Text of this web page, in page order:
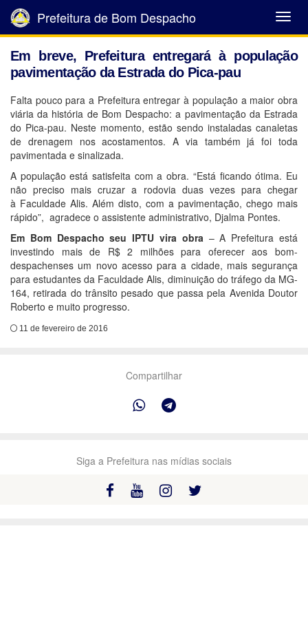
Abrir
Menu
Prefeitura de Bom Despacho
Em breve, Prefeitura entregará à população
pavimentação da Estrada do Pica-pau
Falta pouco para a Prefeitura entregar à população a maior obra
viária da história de Bom Despacho: a pavimentação da Estrada
do Pica-pau. Neste momento, estão sendo instaladas canaletas
de drenagem nos acostamentos. A via também já foi toda
pavimentada e sinalizada.
A população está satisfeita com a obra. “Está ficando ótima. Eu
não preciso mais cruzar a rodovia duas vezes para chegar
à Faculdade Alis. Além disto, com a pavimentação, chego mais
rápido”, agradece o assistente administrativo, Djalma Pontes.
Em Bom Despacho seu IPTU vira obra – A Prefeitura está
investindo mais de R$ 2 milhões para oferecer aos bom-
despachenses um novo acesso para a cidade, mais segurança
para estudantes da Faculdade Alis, diminuição do tráfego da MG-
164, retirada do trânsito pesado que passa pela Avenida Doutor
Roberto e muito progresso.
11 de fevereiro de 2016
Compartilhar
Siga a Prefeitura nas mídias sociais